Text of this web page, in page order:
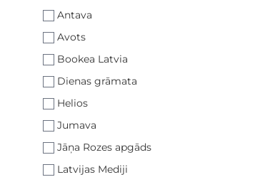
Antava
Avots
Bookea Latvia
Dienas grāmata
Helios
Jumava
Jāņa Rozes apgāds
Latvijas Mediji